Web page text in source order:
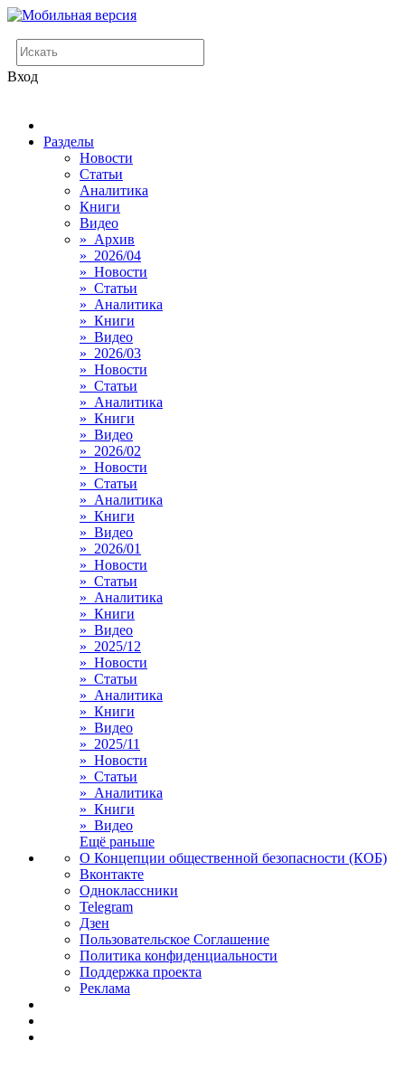
Вход
Разделы
Новости
Статьи
Аналитика
Книги
Видео
» Архив
» 2026/04
» Новости
» Статьи
» Аналитика
» Книги
» Видео
» 2026/03
» Новости
» Статьи
» Аналитика
» Книги
» Видео
» 2026/02
» Новости
» Статьи
» Аналитика
» Книги
» Видео
» 2026/01
» Новости
» Статьи
» Аналитика
» Книги
» Видео
» 2025/12
» Новости
» Статьи
» Аналитика
» Книги
» Видео
» 2025/11
» Новости
» Статьи
» Аналитика
» Книги
» Видео
Ещё раньше
О Концепции общественной безопасности (КОБ)
Вконтакте
Одноклассники
Telegram
Дзен
Пользовательское Соглашение
Политика конфиденциальности
Поддержка проекта
Реклама